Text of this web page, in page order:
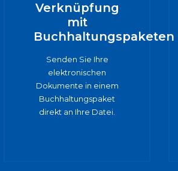
Verknüpfung
mit
Buchhaltungspaketen
Senden Sie Ihre
elektronischen
Dokumente in einem
Buchhaltungspaket
direkt an Ihre Datei.